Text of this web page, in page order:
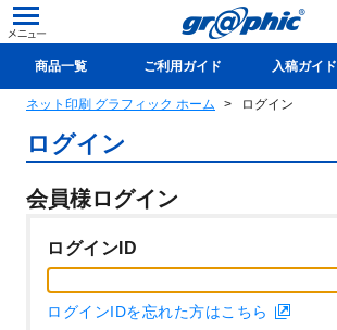
商品一覧 ご利用ガイド 入稿ガイド
新規会員登録(無料)
ネット印刷 グラフィック ホーム ログイン
ログイン
会員様ログイン
ログインID
ログインIDを忘れた方はこちら